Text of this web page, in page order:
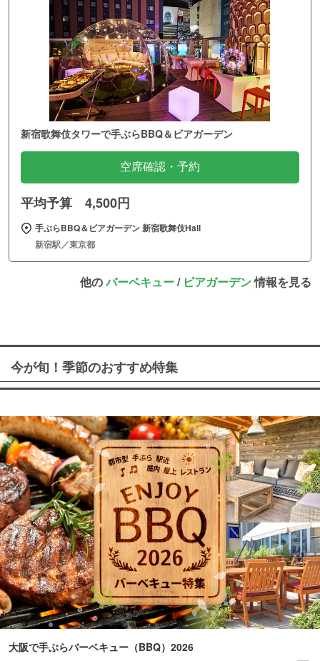
新宿歌舞伎タワーで手ぶらBBQ＆ビアガーデン
空席確認・予約
平均予算 4,500円
手ぶらBBQ＆ビアガーデン 新宿歌舞伎Hall
新宿駅／東京都
他のバーベキュー/ ビアガーデン情報を見る
今が旬！季節のおすすめ特集
大阪で手ぶらバーベキュー（BBQ）2026